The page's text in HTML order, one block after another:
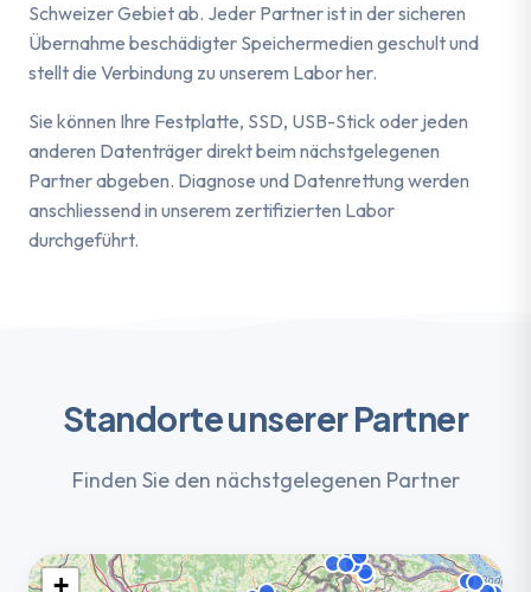
Schweizer Gebiet ab. Jeder Partner ist in der sicheren
Übernahme beschädigter Speichermedien geschult und
stellt die Verbindung zu unserem Labor her.
Sie können Ihre Festplatte, SSD, USB-Stick oder jeden
anderen Datenträger direkt beim nächstgelegenen
Partner abgeben. Diagnose und Datenrettung werden
anschliessend in unserem zertifizierten Labor
durchgeführt.
Standorte unserer Partner
Finden Sie den nächstgelegenen Partner
+